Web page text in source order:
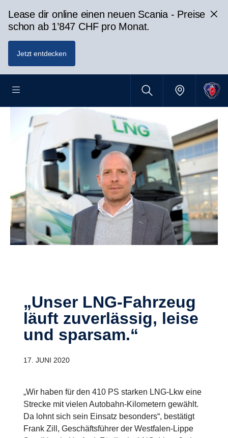
Lease dir online einen neuen Scania - Preise
schon ab 1’847 CHF pro Monat.
Jetzt entdecken
„Unser LNG-Fahrzeug
läuft zuverlässig, leise
und sparsam.“
17. JUNI 2020
„Wir haben für den 410 PS starken LNG-Lkw eine
Strecke mit vielen Autobahn-Kilometern gewählt.
Da lohnt sich sein Einsatz besonders“, bestätigt
Frank Zill, Geschäftsführer der Westfalen-Lippe